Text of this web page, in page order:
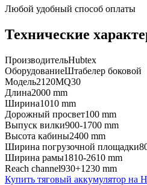
Любой удобный способ оплаты
Технические
ПроизводительHubtex
ОборудованиеШтабелер боковой
Модель2120MQ30
Длина2000 mm
Ширина1010 mm
Дорожный просвет100 mm
Выпуск вилки900-1700 mm
Высота кабины2400 mm
Ширина погрузочной площадки
Ширина рамы1810-2610 mm
Reach channel930+1230 mm
Купить тяговый аккумулятор на